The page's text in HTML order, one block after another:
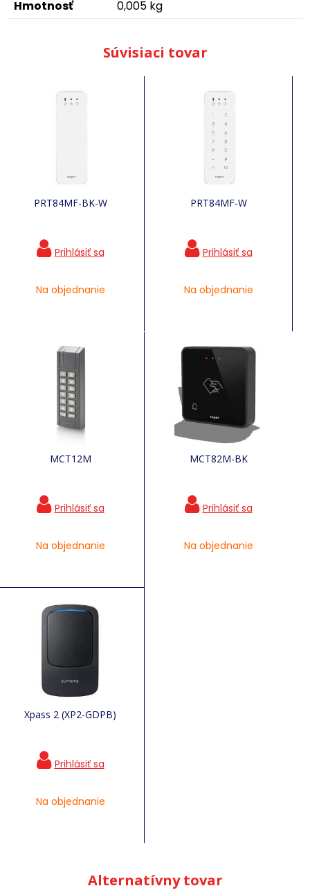
Hmotnosť
0,005 kg
Súvisiaci tovar
PRT84MF-BK-W
Na objednanie
PRT84MF-W
Na objednanie
MCT12M
Na objednanie
MCT82M-BK
Na objednanie
Xpass 2 (XP2-GDPB)
Na objednanie
Alternatívny tovar